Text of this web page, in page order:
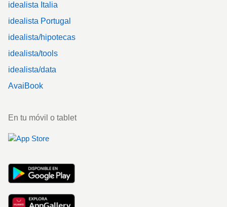
idealista Italia
idealista Portugal
idealista/hipotecas
idealista/tools
idealista/data
AvaiBook
En tu móvil o tablet